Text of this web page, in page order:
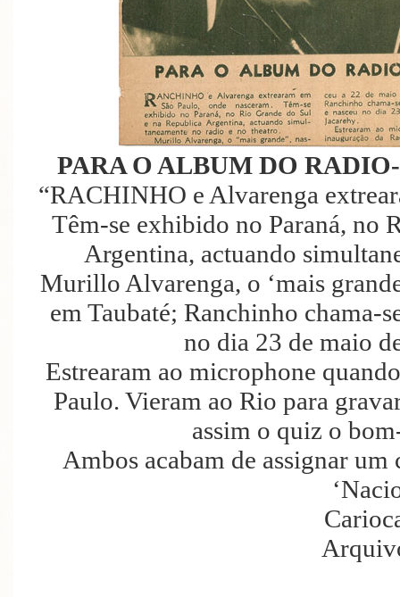
PARA O ALBUM DO
“RACHINHO e Alvarenga
Têm-se exhibido no Paraná, no
Argentina, actuando
Murillo Alvarenga, o ‘mais
em Taubaté; Ranchinho chama-
no dia 23 de maio
Estrearam ao microphone
Paulo. Vieram ao Rio para
assim o quiz o
Ambos acabam de assignar